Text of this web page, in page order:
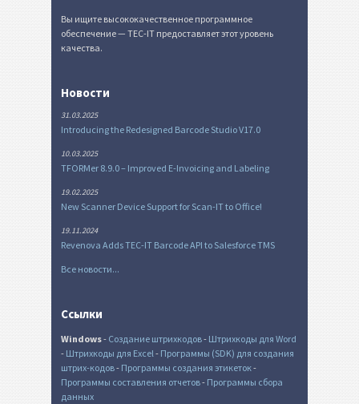
Вы ищите высококачественное программное
обеспечение — TEC-IT предоставляет этот уровень
качества.
Новости
31.03.2025
Introducing the Redesigned Barcode Studio V17.0
10.03.2025
TFORMer 8.9.0 – Improved E-Invoicing and Labeling
19.02.2025
New Scanner Device Support for Scan-IT to Office!
19.11.2024
Revenova Adds TEC-IT Barcode API to Salesforce TMS
Все новости...
Ссылки
Windows- Создание штрихкодов- Штрихкоды для Word
- Штрихкоды для Excel- Программы (SDK) для создания
штрих-кодов- Программы создания этикеток-
Программы составления отчетов- Программы сбора
данных